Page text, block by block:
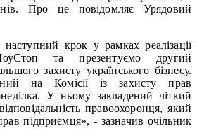
Про це повідомляє Урядовий
крок у рамках реалізації
та презентуємо другий
захисту українського бізнесу.
на Комісії із захисту прав
У ньому закладений чіткий
правоохоронця, який
підприємця», - зазначив очільник